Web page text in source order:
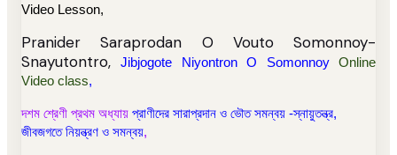
Video Lesson,
Pranider Saraprodan O Vouto Somonnoy-
Snayutontro,Jibjogote Niyontron O SomonnoyOnline
Video class,
দশম শ্রেণী প্রথম অধ্যায় প্রাণীদের সারাপ্রদান ও ভৌত সমন্বয় -স্নায়ুতন্ত্র,
জীবজগতে নিয়ন্ত্রণ ও সমন্বয়,